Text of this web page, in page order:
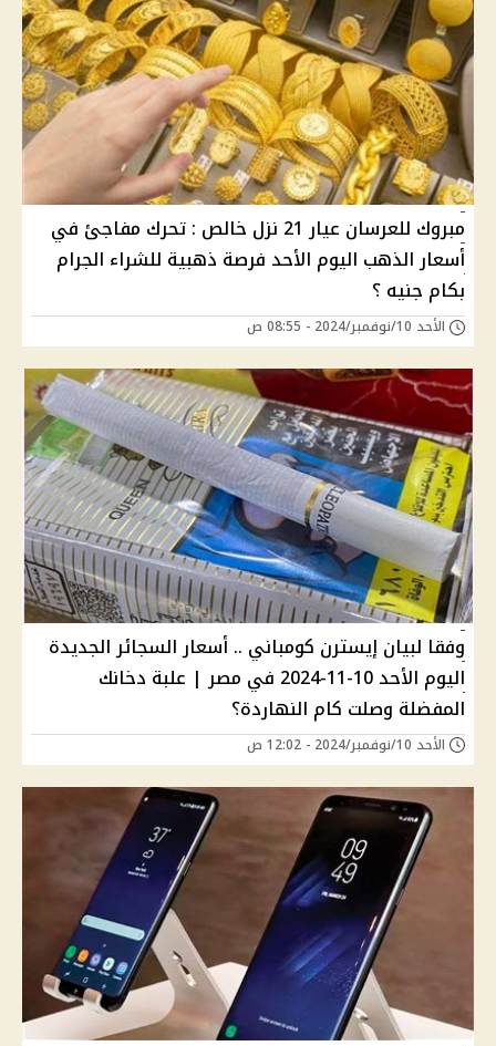
مبروك للعرسان عيار 21 نزل خالص : تحرك مفاجئ في
أسعار الذهب اليوم الأحد فرصة ذهبية للشراء الجرام
بكام جنيه ؟
الأحد 10/نوفمبر/2024 - 08:55 ص
وفقا لبيان إيسترن كومباني .. أسعار السجائر الجديدة
اليوم الأحد 10-11-2024 في مصر | علبة دخانك
المفضلة وصلت كام النهاردة؟
الأحد 10/نوفمبر/2024 - 12:02 ص